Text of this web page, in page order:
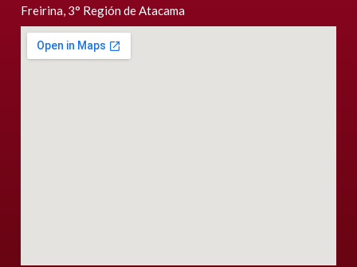
Freirina, 3° Región de Atacama